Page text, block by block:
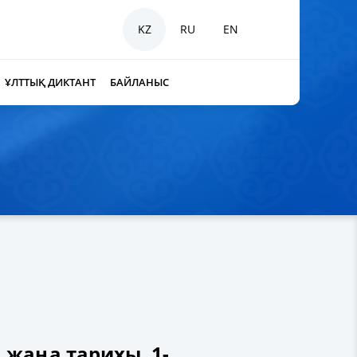
KZ RU EN
ҰЛТТЫҚ ДИКТАНТ БАЙЛАНЫС